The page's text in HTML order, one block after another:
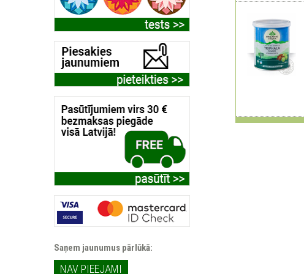
Saņem jaunumus pārlūkā:
NAV PIEEJAMI